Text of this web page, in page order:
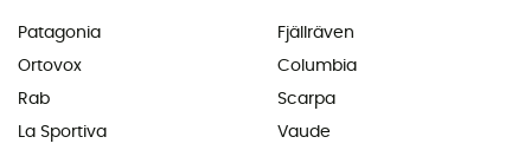
Patagonia
Ortovox
Rab
La Sportiva
Fjällräven
Columbia
Scarpa
Vaude